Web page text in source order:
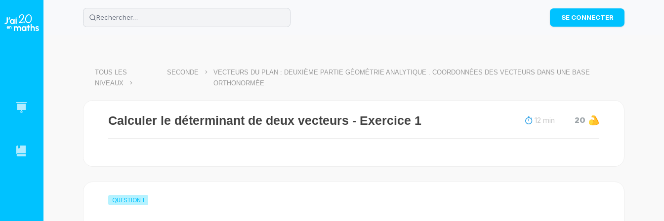
🌴Cahier de vacances offert: révise les maths cet été !
Télécharge ton PDF gratuit et progresse avec des exercices corrigés en vidéo.
TÉLÉCHARGER
SE CONNECTER
TOUS LES
NIVEAUX
>
SECONDE >
VECTEURS DU PLAN : DEUXIÈME PARTIE GÉOMÉTRIE ANALYTIQUE . COORDONNÉES DES VECTEURS DANS UNE BASE
ORTHONORMÉE
Calculer le déterminant de deux vecteurs - Exercice 1 12 min 20
QUESTION 1